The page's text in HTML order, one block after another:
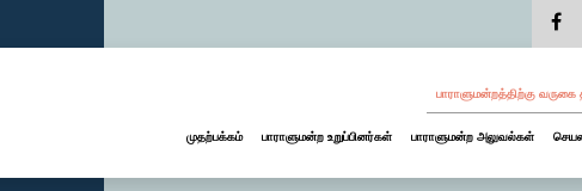
பாராளுமன்றத்திற்கு வருகை
முதற்பக்கம் பாராளுமன்ற உறுப்பினர்கள் பாராளுமன்ற அலுவல்கள்